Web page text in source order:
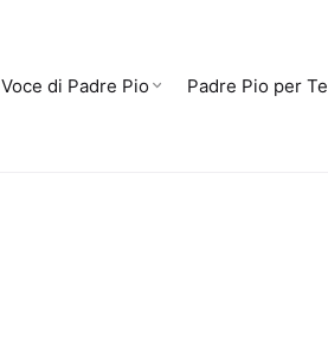
Voce di Padre Pio Padre Pio per Te